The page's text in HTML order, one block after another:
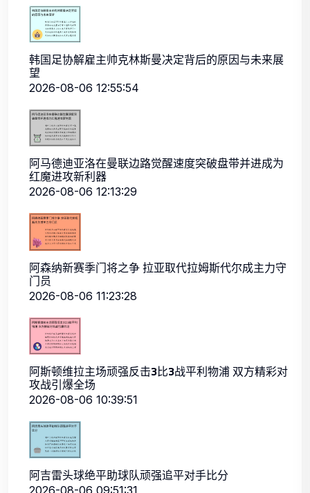
韩国足协解雇主帅克林斯曼决定背后的原因与未来展
望
2026-08-06 12:55:54
阿马德迪亚洛在曼联边路觉醒速度突破盘带并进成为
红魔进攻新利器
2026-08-06 12:13:29
阿森纳新赛季门将之争 拉亚取代拉姆斯代尔成主力守
门员
2026-08-06 11:23:28
阿斯顿维拉主场顽强反击3比3战平利物浦 双方精彩对
攻战引爆全场
2026-08-06 10:39:51
阿吉雷头球绝平助球队顽强追平对手比分